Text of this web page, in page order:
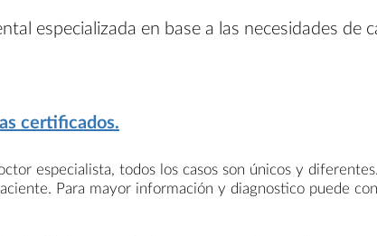
especializada en base a las necesidades de
certificados.
especialista, todos los casos son únicos y
Para mayor información y diagnostico puede